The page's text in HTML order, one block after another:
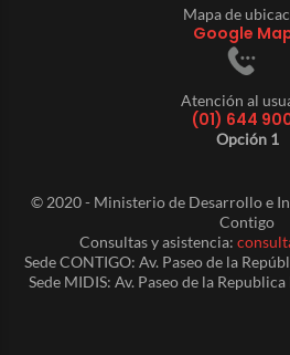
Mapa de
Google
Atención al
(01) 644
Opción 1
© 2020 - Ministerio de Desarrollo e
Contigo
Consultas y asistencia:
Sede CONTIGO: Av. Paseo de la
Sede MIDIS: Av. Paseo de la